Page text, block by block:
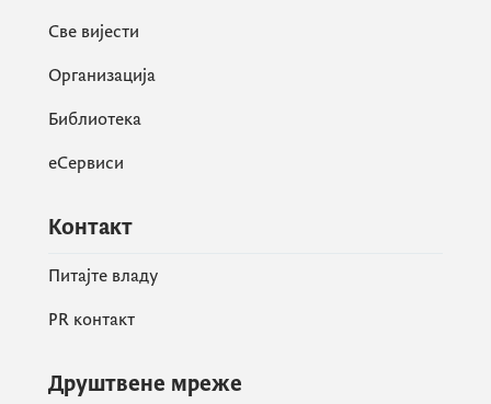
Све вијести
Организација
Библиотека
еСервиси
Контакт
Питајте владу
PR контакт
Друштвене мреже